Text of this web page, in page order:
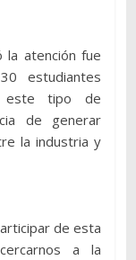
la atención fue
estudiantes
este tipo de
de generar
la industria y
de esta
a la